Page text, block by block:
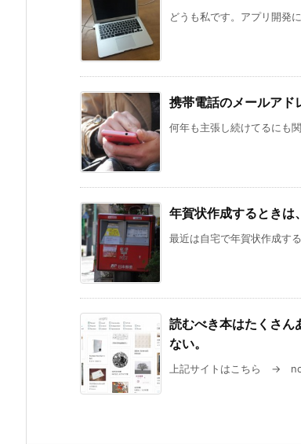
どうも私です。アプリ開発
携帯電話のメールアド
何年も主張し続けてるにも
年賀状作成するときは
最近は自宅で年賀状作成す
読むべき本はたくさん
ない。
上記サイトはこちら →